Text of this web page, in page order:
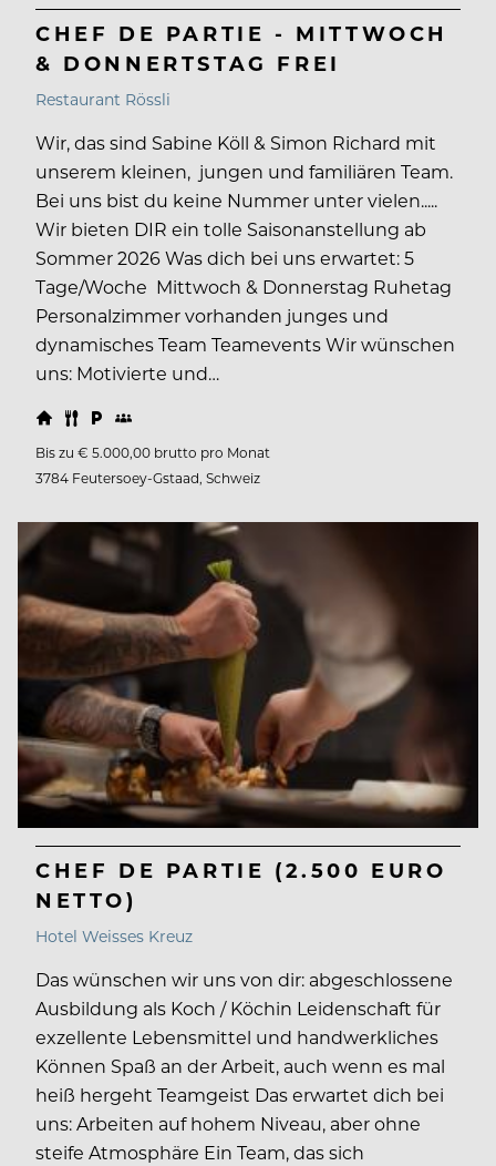
CHEF DE PARTIE - MITTWOCH
& DONNERTSTAG FREI
Restaurant Rössli
Wir, das sind Sabine Köll & Simon Richard mit
unserem kleinen, jungen und familiären Team.
Bei uns bist du keine Nummer unter vielen.....
Wir bieten DIR ein tolle Saisonanstellung ab
Sommer 2026 Was dich bei uns erwartet: 5
Tage/Woche Mittwoch & Donnerstag Ruhetag
Personalzimmer vorhanden junges und
dynamisches Team Teamevents Wir wünschen
uns: Motivierte und…
Bis zu € 5.000,00 brutto pro Monat
3784 Feutersoey-Gstaad, Schweiz
CHEF DE PARTIE (2.500 EURO
NETTO)
Hotel Weisses Kreuz
Das wünschen wir uns von dir: abgeschlossene
Ausbildung als Koch / Köchin Leidenschaft für
exzellente Lebensmittel und handwerkliches
Können Spaß an der Arbeit, auch wenn es mal
heiß hergeht Teamgeist Das erwartet dich bei
uns: Arbeiten auf hohem Niveau, aber ohne
steife Atmosphäre Ein Team, das sich